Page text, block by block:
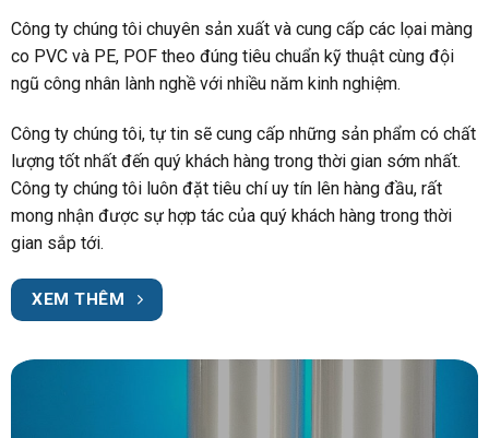
Công ty chúng tôi chuyên sản xuất và cung cấp các lọai màng
co PVC và PE, POF theo đúng tiêu chuẩn kỹ thuật cùng đội
ngũ công nhân lành nghề với nhiều năm kinh nghiệm.
Công ty chúng tôi, tự tin sẽ cung cấp những sản phẩm có chất
lượng tốt nhất đến quý khách hàng trong thời gian sớm nhất.
Công ty chúng tôi luôn đặt tiêu chí uy tín lên hàng đầu, rất
mong nhận được sự hợp tác của quý khách hàng trong thời
gian sắp tới.
XEM THÊM